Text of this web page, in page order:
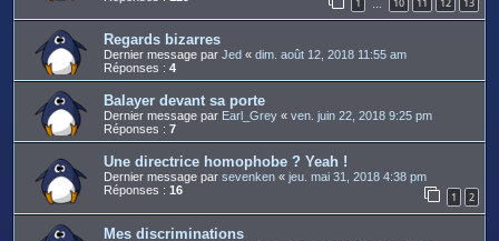
1 10 11 12 13
Regards bizarres
Dernier message par Jed « dim. août 12, 2018 11:55 am
Réponses : 4
Balayer devant sa porte
Dernier message par Earl_Grey « ven. juin 22, 2018 9:25 pm
Réponses : 7
Une directrice homophobe ? Yeah !
Dernier message par sevenken « jeu. mai 31, 2018 4:38 pm
Réponses : 16 1 2
Mes discriminations